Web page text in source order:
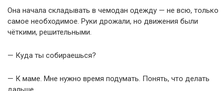
Она начала складывать в чемодан одежду — не всю, только
самое необходимое. Руки дрожали, но движения были
чёткими, решительными.
— Куда ты собираешься?
— К маме. Мне нужно время подумать. Понять, что делать